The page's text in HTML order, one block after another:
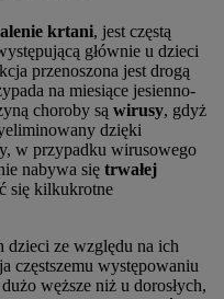
krtani, jest częstą
głównie u dzieci
przenoszona jest drogą
na miesiące jesienno-
choroby są wirusy, gdyż
dzięki
w przypadku wirusowego
nabywa się trwałej
się kilkukrotne
dzieci ze względu na ich
częstszemu występowaniu
węższe niż u dorosłych,